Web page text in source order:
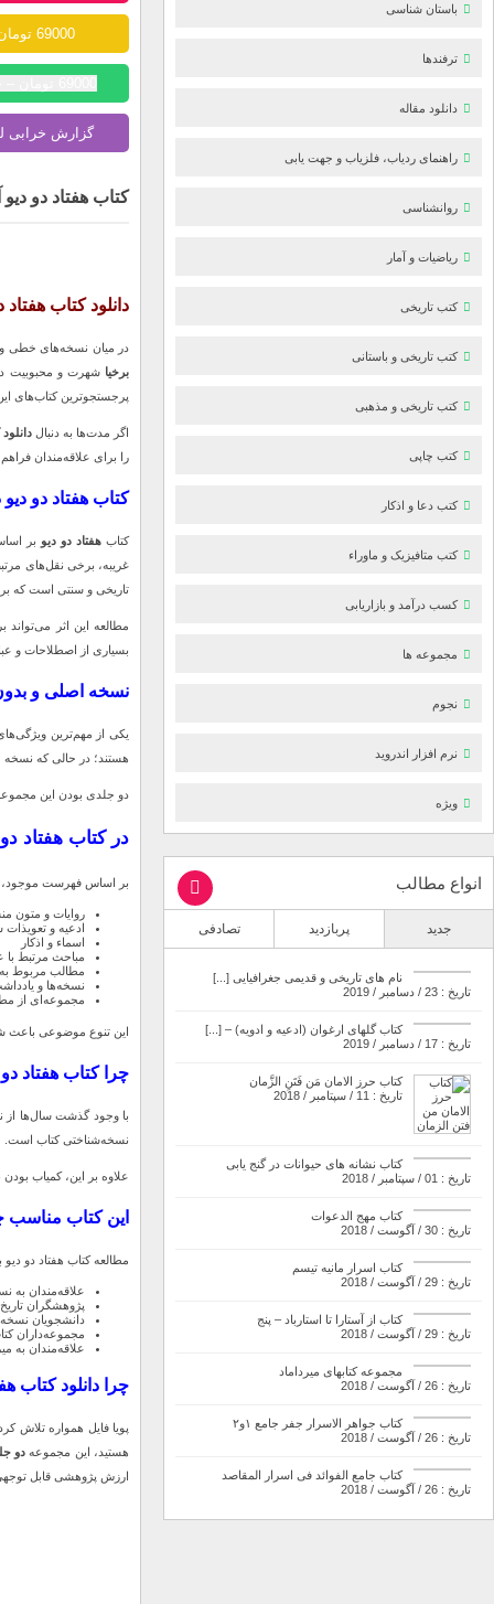
69000 تومان
گزارش خرابی
کتاب هفتاد دو
دانلود کتاب
در میان نسخه‌های خطی و
برخیا شهرت و محبوبیت
پرجستجوترین کتاب‌های
اگر مدت‌ها به دنبال
را برای علاقه‌مندان
کتاب هفتاد دو
کتاب هفتاد دو دیو بر
غریبه، برخی نقل‌های
تاریخی و سنتی است که
مطالعه این اثر
بسیاری از اصطلاحات و
نسخه اصلی و
یکی از مهم‌ترین
هستند؛ در حالی که
دو جلدی بودن این
در کتاب هفتاد
بر اساس فهرست موجود،
روایات و متون
ادعیه و تعویذات
اسماء و اذکار
مباحث مرتبط با
مطالب مربوط
نسخه‌ها و
مجموعه‌ای از
این تنوع موضوعی باعث
چرا کتاب هفتاد
با وجود گذشت سال‌ها از
نسخه‌شناختی کتاب است.
علاوه بر این، کمیاب
این کتاب
مطالعه کتاب هفتاد دو
علاقه‌مندان
پژوهشگران
دانشجویان
مجموعه‌داران
علاقه‌مندان به
چرا دانلود کتاب
پویا فایل همواره تلاش
هستید، این مجموعه دو
ارزش پژوهشی قابل
باستان شناسی
ترفندها
دانلود مقاله
راهنمای ردیاب، فلزیاب و جهت یابی
روانشناسی
ریاضیات و آمار
کتب تاریخی
کتب تاریخی و باستانی
کتب تاریخی و مذهبی
کتب چاپی
کتب دعا و اذکار
کتب متافیزیک و ماوراء
کسب درآمد و بازاریابی
مجموعه ها
نجوم
نرم افزار اندروید
ویژه
انواع مطالب
جدید پربازدید تصادفی
نام های تاریخی و قدیمی جغرافیایی [...]
تاریخ : 23 / دسامبر / 2019
کتاب گلهای ارغوان (ادعیه و ادویه) – [...]
تاریخ : 17 / دسامبر / 2019
کتاب حرز الامان مَن فَتَنِ الزَّمان
تاریخ : 11 / سپتامبر / 2018
کتاب نشانه های حیوانات در گنج یابی
تاریخ : 01 / سپتامبر / 2018
کتاب مهج الدعوات
تاریخ : 30 / آگوست / 2018
کتاب اسرار مانیه تیسم
تاریخ : 29 / آگوست / 2018
کتاب از آستارا تا استارباد – پنج
تاریخ : 29 / آگوست / 2018
مجموعه کتابهای میرداماد
تاریخ : 26 / آگوست / 2018
کتاب جواهر الاسرار جفر جامع ۱و۲
تاریخ : 26 / آگوست / 2018
کتاب جامع الفوائد فی اسرار المقاصد
تاریخ : 26 / آگوست / 2018